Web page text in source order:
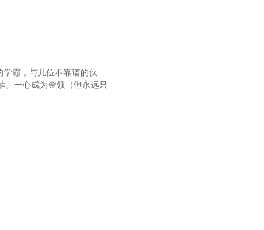
霸，与几位不靠谱的伙
、一心成为金领（但永远只